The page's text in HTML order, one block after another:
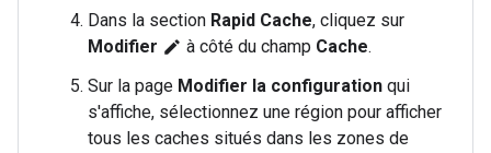
Dans la section Rapid Cache, cliquez sur
Modifier edit à côté du champ Cache.
Sur la page Modifier la configuration qui
s'affiche, sélectionnez une région pour afficher
tous les caches situés dans les zones de